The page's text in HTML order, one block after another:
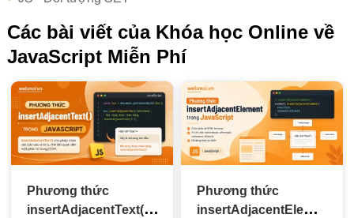
Các bài viết của Khóa học Online về
JavaScript Miễn Phí
Phương thức
insertAdjacentText()
Phương thức
insertAdjacentElement